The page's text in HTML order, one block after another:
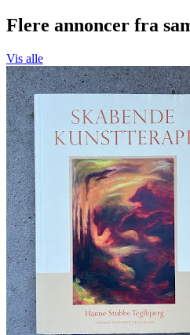
Flere annoncer fra
Vis alle